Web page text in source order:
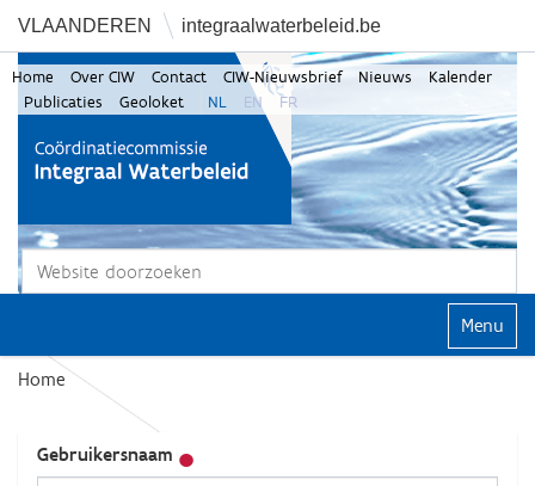
VLAANDEREN integraalwaterbeleid.be
Zoek
Home Over CIW Contact CIW-Nieuwsbrief Nieuws
Kalender
Publicaties
Geoloket NL EN FR
Klap
Home
Gebruikersnaam